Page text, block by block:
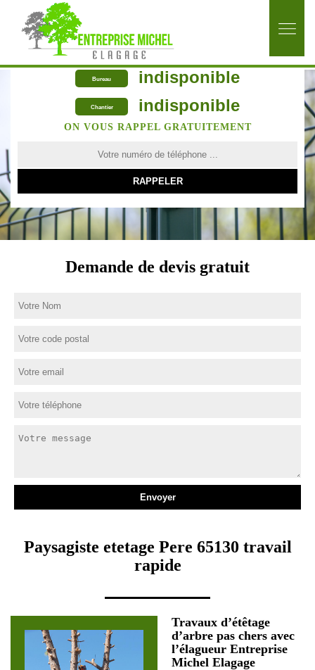
Bureau indisponible
Chantier indisponible
ON VOUS RAPPEL GRATUITEMENT
Demande de devis gratuit
Paysagiste etetage Pere 65130 travail
rapide
Travaux d’étêtage
d’arbre pas chers avec
l’élagueur Entreprise
Michel Elagage